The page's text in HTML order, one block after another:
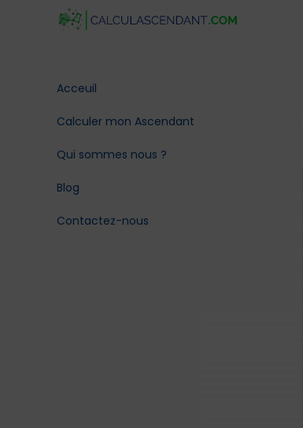
Acceuil
Calculer mon Ascendant
Qui sommes nous ?
Blog
Contactez-nous